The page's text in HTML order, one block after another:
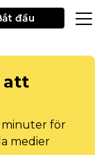
đầu
att
minuter för
medier